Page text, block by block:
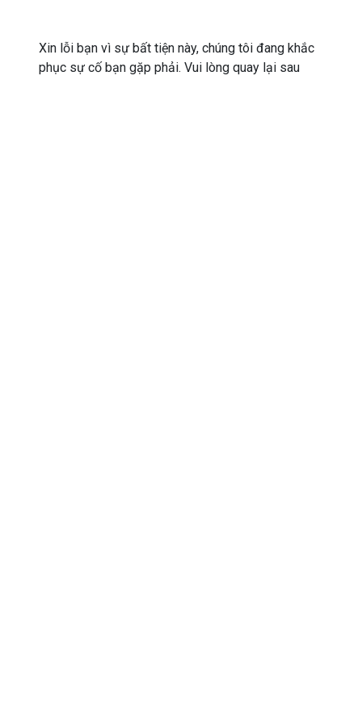
Xin lỗi bạn vì sự bất tiện này, chúng tôi đang khắc
phục sự cố bạn gặp phải. Vui lòng quay lại sau